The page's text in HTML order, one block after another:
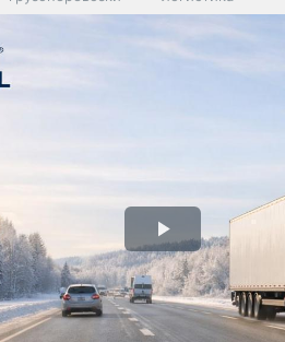
грузовые